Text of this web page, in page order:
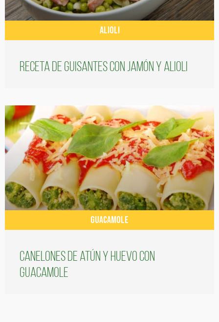
ALIOLI
Receta de guisantes con jamón y alioli
GUACAMOLE
Canelones de atún y huevo con
guacamole